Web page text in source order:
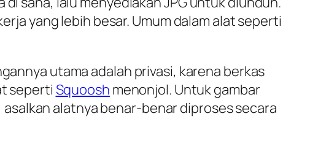
yang lebih besar. Umum dalam alat seperti
utama adalah privasi, karena berkas
seperti Squoosh menonjol. Untuk gambar
alatnya benar-benar diproses secara